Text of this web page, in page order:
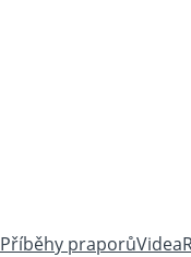
Příběhy praporůVidea